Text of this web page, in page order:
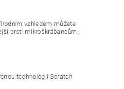
vzhledem můžete
proti mikroškrábancům,
technologií Scratch